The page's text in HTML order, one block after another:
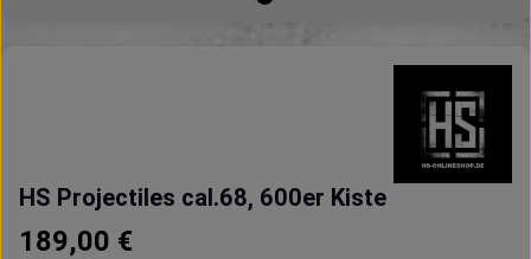
HS Projectiles cal.68, 600er Kiste
Regulärer Preis:
189,00 €